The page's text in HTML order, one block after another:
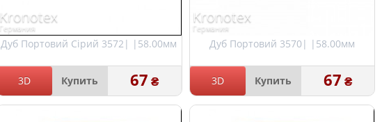
Дуб Портовий Сірий 3572| |58.00мм
Kronotex
Германия
3D Купить 67 ₴
Дуб Портовий 3570| |58.00мм
Kronotex
Германия
3D Купить 67 ₴